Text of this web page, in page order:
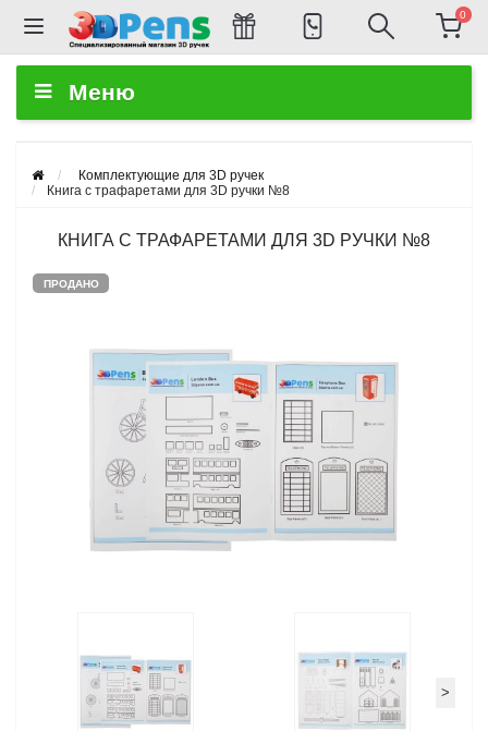
0
Меню
Комплектующие для 3D ручек
Книга с трафаретами для 3D ручки №8
КНИГА С ТРАФАРЕТАМИ ДЛЯ 3D РУЧКИ №8
ПРОДАНО
>